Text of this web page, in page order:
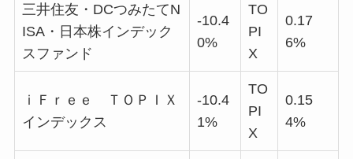
三井住友・DCつみたてN
ISA・日本株インデック
スファンド
-10.4
0%
TO
PI
X
0.17
6%
ｉＦｒｅｅ ＴＯＰＩＸ
インデックス
-10.4
1%
TO
PI
X
0.15
4%